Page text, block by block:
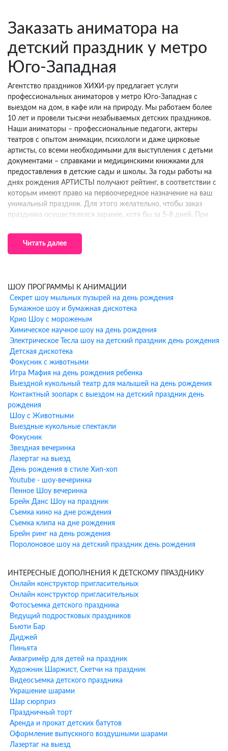
Заказать аниматора на
детский праздник у метро
Юго-Западная
Агентство праздников ХИХИ-ру предлагает услуги
профессиональных аниматоров у метро Юго-Западная с
выездом на дом, в кафе или на природу. Мы работаем более
10 лет и провели тысячи незабываемых детских праздников.
Наши аниматоры – профессиональные педагоги, актеры
театров с опытом анимации, психологи и даже цирковые
артисты, со всеми необходимыми для выступления с детьми
документами – справками и медицинскими книжками для
предоставления в детские сады и школы. За годы работы на
днях рождения АРТИСТЫ получают рейтинг, в соответствии с
которым имеют право на первоочередное назначение на ваш
уникальный праздник. Для этого желательно, чтобы заказ
праздника осуществлялся заранее, хотя бы за 5-8 дней. При
артистов. За день аниматор может сделать до 3 двухчасовых
праздничных мероприятий, и может быть занят в случае
мероприятия – дни рождения ребенка.
Выезданиматоров в район м. Юго-Западнаяпланируется с
учетом оптимизации логистки, и это еще один довод в пользу
того, что мероприятия желательно заказывать заранее. У вас
будут самые лучшие аниматоры, фокусники, аквагримеры,
бьюти бар, и самый большой выбор мастер-классов,
свободных на момент фиксации вашей заявки нашим
менеджером.
В программу чаще всего входят активности, которые являются
излюбленными дляконкретного ведущего или аниматора,
поэтому, если вы хотите ознакомиться с точным списком игр и
конкурсов, или у вас есть дополнительные пожелания, -
лучший вариант для вас - дождаться, когда будет назначен
артист на ваш праздник. Тогда он сможет позвонить вам,
изложить полностью свою программу и учесть все ваши
пожелания. После назначения артиста вам высылают его фото
и костюм, который будет на вашем празднике. После этого вы
может связаться с ним и скорректировать программу, которая
будет закреплена за артистом в соответствии с вашей
договоренностью. За день до заказа обязательна контрольная
связь-подтверждение, в которой подтверждается время
начала и нюансы проведения мероприятия, не обозначенные
или упущенные к этому времени. Обращаем ваше внимание: в
случае отсутствия подтверждения накануне праздника
(отсутствие клиента на связи, игнорирование всех возможных
выезд без каких-либо штрафных санкций, кроме заранее
оговоренных трат на расходные материалы или при
пользовании услугами курьера, связанными с подготовкой к
вашему мероприятию.
Дополнительные шоу-
программы к анимации
К программе аниматора можно добавить профессиональные
шоу-программы: Для экономии бюджета мы предлагаем
продолжить праздник разными вариантами шоу программ,
которые выполняет сам аниматор. Благодаря этому вы
получаете скидку, которая распространяется на следующие
виды шоу:
Шоу мыльных пузырей (мыльное шоу с пузырями разных
размеров – от минимальных в огромных количествах до
гигантских, включая аттракцион с погружением в огромный
Читать далее
ШОУ ПРОГРАММЫ К АНИМАЦИИ
Секрет шоу мыльных пузырей на день рождения
Бумажное шоу и бумажная дискотека
Крио Шоу с мороженым
Химическое научное шоу на день рождения
Электрическое Тесла шоу на детский праздник день рождения
Детская дискотека
Фокусник с животными
Игра Мафия на день рождения ребенка
Выездной кукольный театр для малышей на день рождения
Контактный зоопарк с выездом на детский праздник день
рождения
Шоу с Животными
Выездные кукольные спектакли
Фокусник
Звездная вечеринка
Лазертаг на выезд
День рождения в стиле Хип-хоп
Youtube - шоу-вечеринка
Пенное Шоу вечеринка
Брейк Данс Шоу на праздник
Съемка кино на дне рождения
Съемка клипа на дне рождения
Брейн ринг на день рождения
Поролоновое шоу на детский праздник день рождения
ИНТЕРЕСНЫЕ ДОПОЛНЕНИЯ К ДЕТСКОМУ ПРАЗДНИКУ
Онлайн конструктор пригласительных
Онлайн конструктор пригласительных
Фотосъемка детского праздника
Ведущий подростковых праздников
Бьюти Бар
Диджей
Пиньята
Аквагримёр для детей на праздник
Художник Шаржист, Скетчи на праздник
Видеосъемка детского праздника
Украшение шарами
Шар сюрприз
Праздничный торт
Аренда и прокат детских батутов
Оформление выпускного воздушными шарами
Лазертаг на выезд